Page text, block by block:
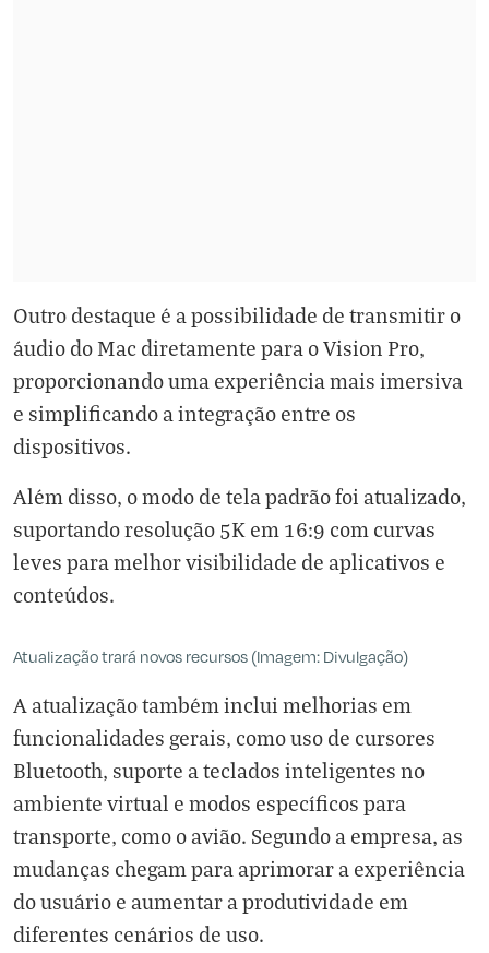
Outro destaque é a possibilidade de transmitir o
áudio do Mac diretamente para o Vision Pro,
proporcionando uma experiência mais imersiva
e simplificando a integração entre os
dispositivos.
Além disso, o modo de tela padrão foi atualizado,
suportando resolução 5K em 16:9 com curvas
leves para melhor visibilidade de aplicativos e
conteúdos.
Atualização trará novos recursos (Imagem: Divulgação)
A atualização também inclui melhorias em
funcionalidades gerais, como uso de cursores
Bluetooth, suporte a teclados inteligentes no
ambiente virtual e modos específicos para
transporte, como o avião. Segundo a empresa, as
mudanças chegam para aprimorar a experiência
do usuário e aumentar a produtividade em
diferentes cenários de uso.